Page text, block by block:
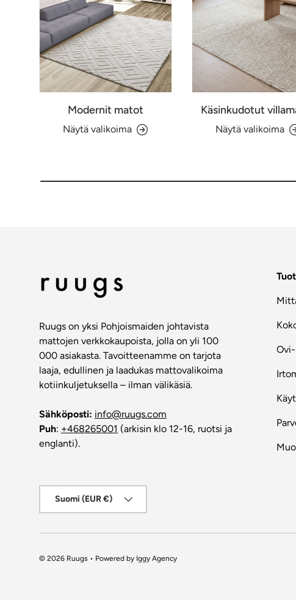
Modernit matot
Näytä valikoima
Käsinkudotut
Näytä valikoima
Ruugs on yksi Pohjoismaiden johtavista
mattojen verkkokaupoista, jolla on yli 100
000 asiakasta. Tavoitteenamme on tarjota
laaja, edullinen ja laadukas mattovalikoima
kotiinkuljetuksella – ilman välikäsiä.
Sähköposti: info@ruugs.com
Puh: +468265001 (arkisin klo 12-16, ruotsi ja
englanti).
Suomi (EUR €)
© 2026 Ruugs • Powered by Iggy Agency